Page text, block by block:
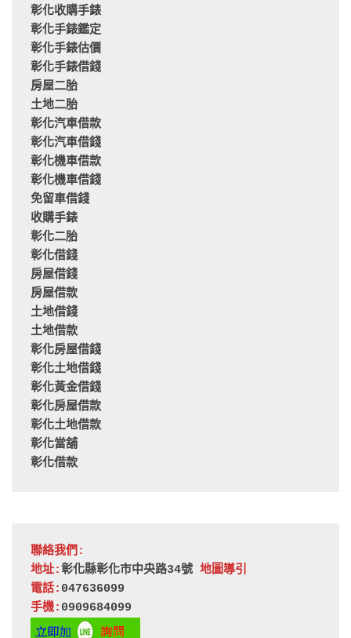
彰化收購手錶
彰化手錶鑑定
彰化手錶估價
彰化手錶借錢
房屋二胎
土地二胎
彰化汽車借款
彰化汽車借錢
彰化機車借款
彰化機車借錢
免留車借錢
收購手錶
彰化二胎
彰化借錢
房屋借錢
房屋借款
土地借錢
土地借款
彰化房屋借錢
彰化土地借錢
彰化黃金借錢
彰化房屋借款
彰化土地借款
彰化當舖
彰化借款
聯絡我們:
地址:彰化縣彰化市中央路34號 地圖導引
電話: 047636099
手機: 0909684099